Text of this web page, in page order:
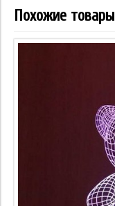
Похожие товары